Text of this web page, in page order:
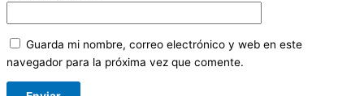
Guarda mi nombre, correo electrónico y web en este
navegador para la próxima vez que comente.